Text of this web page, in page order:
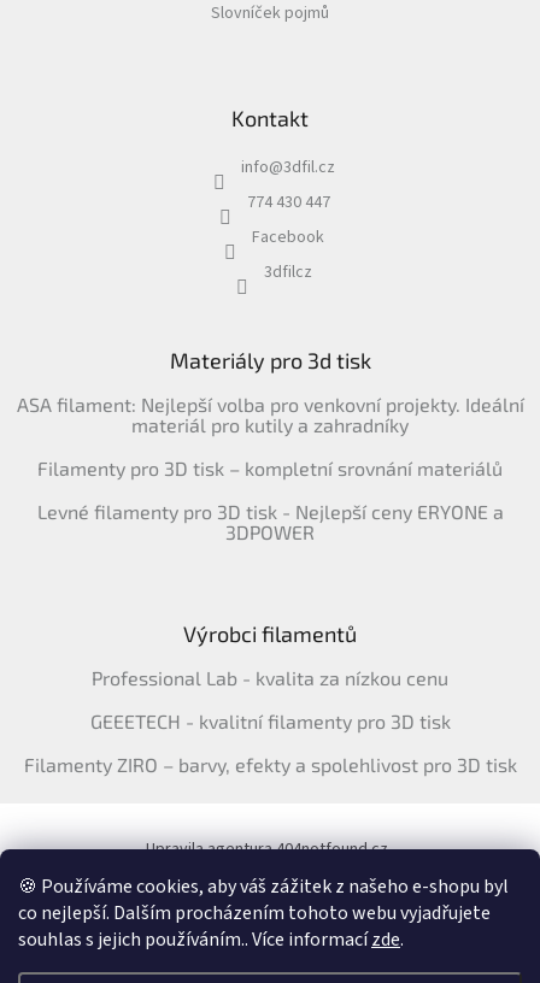
🍪 Používáme cookies, aby váš zážitek z našeho e-shopu byl
co nejlepší. Dalším procházením tohoto webu vyjadřujete
souhlas s jejich používáním.. Více informacízde.
Slovníček pojmů
Kontakt
info@3dfil.cz
774 430 447
Facebook
3dfilcz
Materiály pro 3d tisk
ASA filament: Nejlepší volba pro venkovní projekty. Ideální
materiál pro kutily a zahradníky
Filamenty pro 3D tisk – kompletní srovnání materiálů
Levné filamenty pro 3D tisk - Nejlepší ceny ERYONE a
3DPOWER
Výrobci filamentů
Professional Lab - kvalita za nízkou cenu
GEEETECH - kvalitní filamenty pro 3D tisk
Filamenty ZIRO – barvy, efekty a spolehlivost pro 3D tisk
Upravila agentura 404notfound.cz
Katalog filamentů ERYONE pro ČR